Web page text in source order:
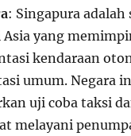
: Singapura adalah
Asia yang
kendaraan
umum. Negara
uji coba taksi
melayani